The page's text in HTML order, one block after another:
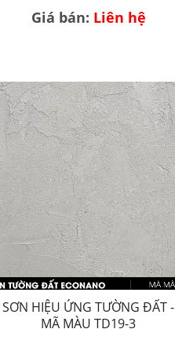
Giá bán: Liên hệ
SƠN HIỆU ỨNG TƯỜNG ĐẤT -
MÃ MÀU TD19-3